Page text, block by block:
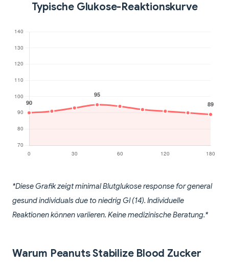
Typische Glukose-Reaktionskurve
*Diese Grafik zeigt minimal Blutglukose response for general
gesund individuals due to niedrig GI (14). Individuelle
Reaktionen können variieren. Keine medizinische Beratung.*
Warum Peanuts Stabilize Blood Zucker